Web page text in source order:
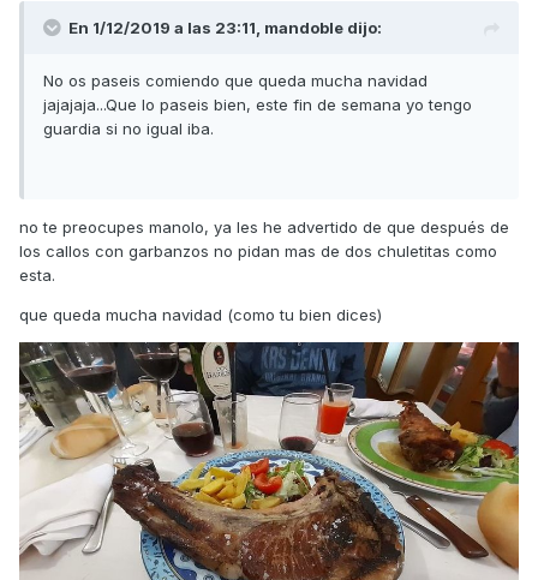
En 1/12/2019 a las 23:11, mandoble dijo:
No os paseis comiendo que queda mucha navidad
jajajaja...Que lo paseis bien, este fin de semana yo tengo
guardia si no igual iba.
no te preocupes manolo, ya les he advertido de que después de
los callos con garbanzos no pidan mas de dos chuletitas como
esta.
que queda mucha navidad (como tu bien dices)